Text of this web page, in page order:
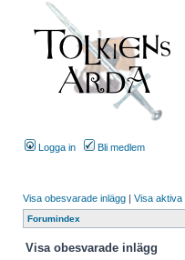
Logga in Bli medlem
Visa obesvarade inlägg | Visa aktiva
Forumindex
Visa obesvarade inlägg